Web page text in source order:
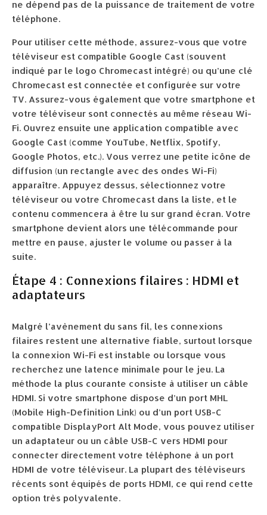
ne dépend pas de la puissance de traitement de votre
téléphone.
Pour utiliser cette méthode, assurez-vous que votre
téléviseur est compatible Google Cast (souvent
indiqué par le logo Chromecast intégré) ou qu’une clé
Chromecast est connectée et configurée sur votre
TV. Assurez-vous également que votre smartphone et
votre téléviseur sont connectés au même réseau Wi-
Fi. Ouvrez ensuite une application compatible avec
Google Cast (comme YouTube, Netflix, Spotify,
Google Photos, etc.). Vous verrez une petite icône de
diffusion (un rectangle avec des ondes Wi-Fi)
apparaître. Appuyez dessus, sélectionnez votre
téléviseur ou votre Chromecast dans la liste, et le
contenu commencera à être lu sur grand écran. Votre
smartphone devient alors une télécommande pour
mettre en pause, ajuster le volume ou passer à la
suite.
Étape 4 : Connexions filaires : HDMI et
adaptateurs
Malgré l’avènement du sans fil, les connexions
filaires restent une alternative fiable, surtout lorsque
la connexion Wi-Fi est instable ou lorsque vous
recherchez une latence minimale pour le jeu. La
méthode la plus courante consiste à utiliser un câble
HDMI. Si votre smartphone dispose d’un port MHL
(Mobile High-Definition Link) ou d’un port USB-C
compatible DisplayPort Alt Mode, vous pouvez utiliser
un adaptateur ou un câble USB-C vers HDMI pour
connecter directement votre téléphone à un port
HDMI de votre téléviseur. La plupart des téléviseurs
récents sont équipés de ports HDMI, ce qui rend cette
option très polyvalente.